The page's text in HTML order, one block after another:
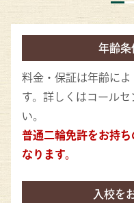
年齢
料金・保証は年齢に
す。詳しくはコール
い。
普通二輪免許をお持
なります。
入校を